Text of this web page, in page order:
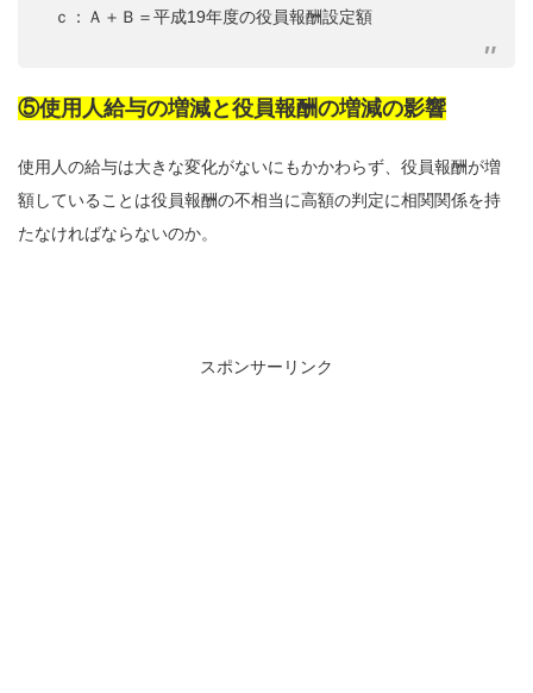
ｃ：Ａ＋Ｂ＝平成19年度の役員報酬設定額
⑤使用人給与の増減と役員報酬の増減の影響
使用人の給与は大きな変化がないにもかかわらず、役員報酬が増
額していることは役員報酬の不相当に高額の判定に相関関係を持
たなければならないのか。
スポンサーリンク